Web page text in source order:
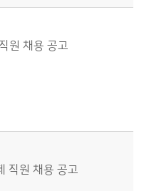
원 채용 공고
직원 채용 공고